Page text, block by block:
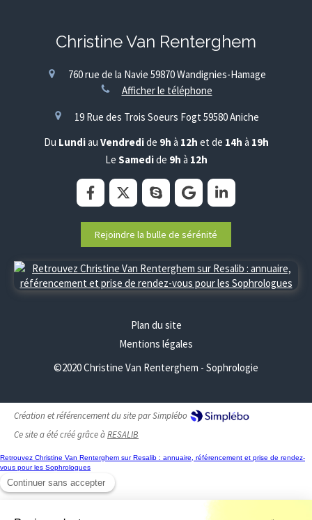
Christine Van Renterghem
760 rue de la Navie 59870Wandignies-Hamage
Afficher le téléphone
19 Rue des Trois Soeurs Fogt 59580Aniche
Du Lundiau Vendredide 9h à 12h et de 14h à 19h
Le Samedide 9h à 12h
Rejoindre la bulle de sérénité
Plan du site
Mentions légales
©2020 Christine Van Renterghem - Sophrologie
Création et référencement du site par Simplébo
Ce site a été créé grâce àRESALIB
Retrouvez Christine Van Renterghem sur Resalib : annuaire, référencement et prise de rendez-
vous pour les Sophrologues